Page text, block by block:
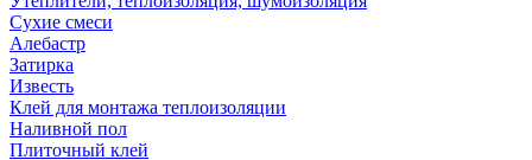
Сухие смеси
Алебастр
Затирка
Известь
Клей для монтажа теплоизоляции
Наливной пол
Плиточный клей